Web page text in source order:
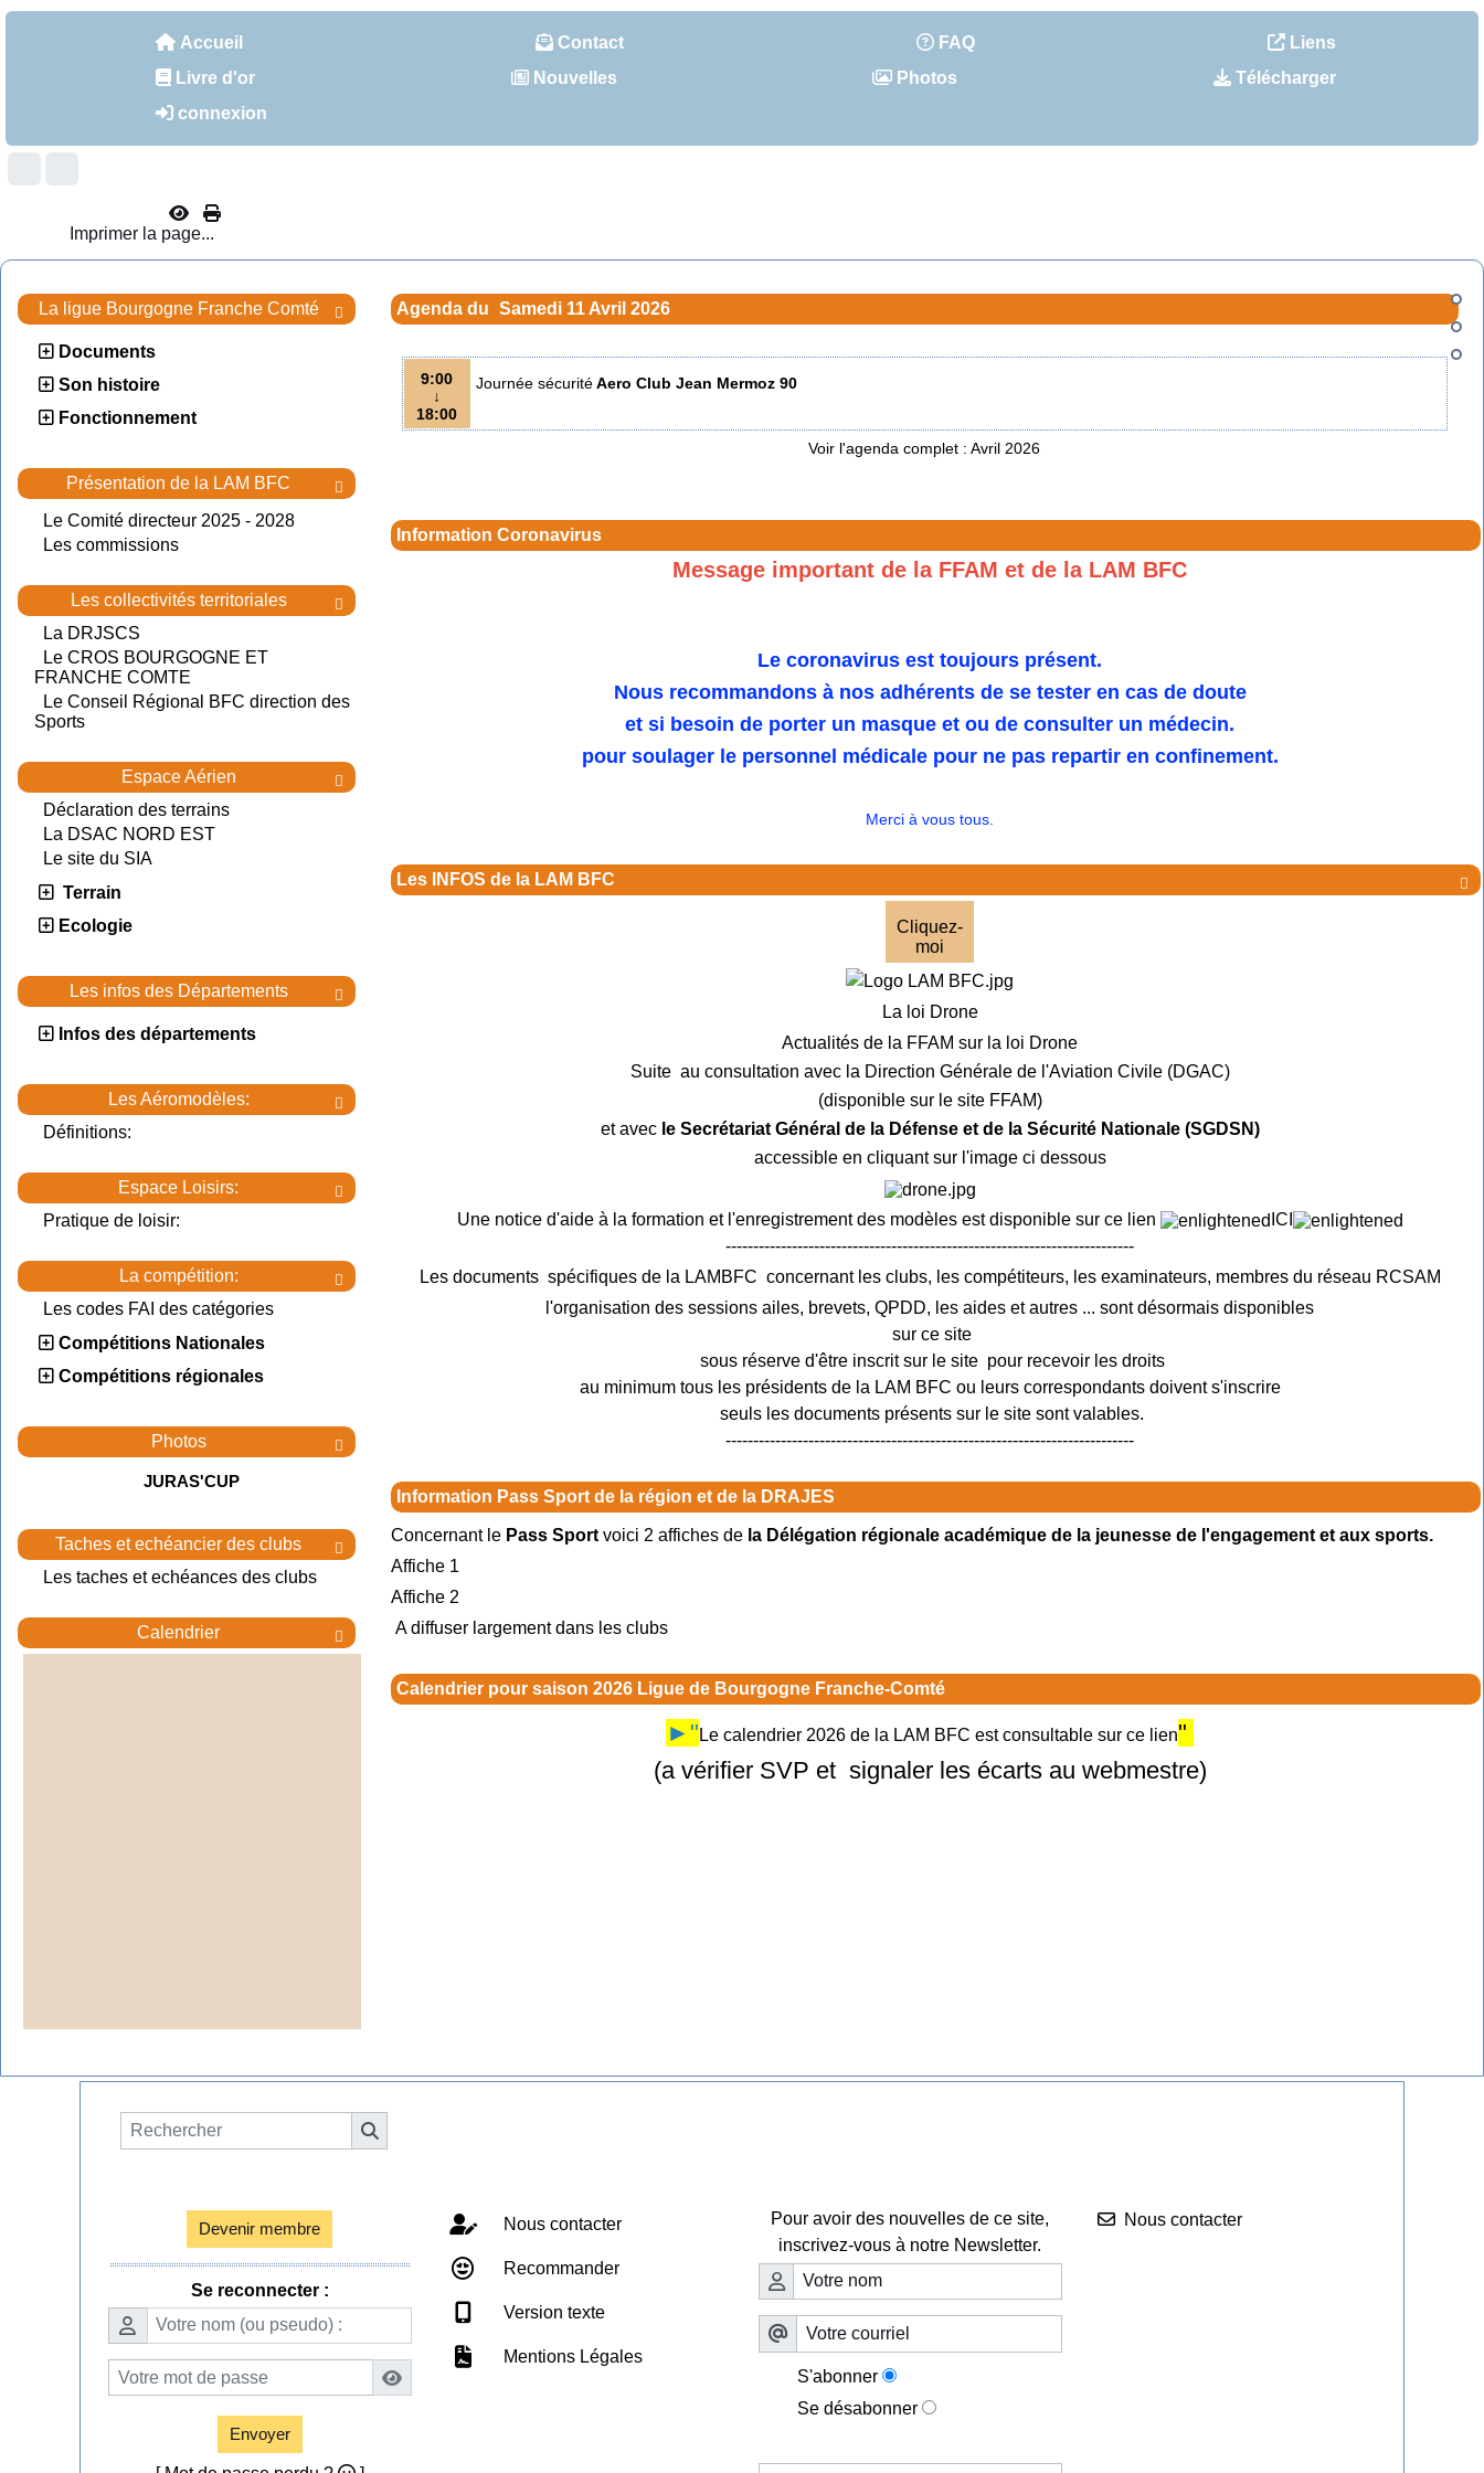
Accueil Contact FAQ
Liens
Livre d'or
Nouvelles Photos
Télécharger
connexion
Imprimer la page...

La ligue Bourgogne Franche Comté
Documents
Son histoire
Fonctionnement

Présentation de la LAM BFC
Le Comité directeur 2025 - 2028
Les commissions

Les collectivités territoriales
La DRJSCS
Le CROS BOURGOGNE ET
FRANCHE COMTE
Le Conseil Régional BFC direction des
Sports

Espace Aérien
Déclaration des terrains
La DSAC NORD EST
Le site du SIA
Terrain
Ecologie

Les infos des Départements
Infos des départements

Les Aéromodèles:
Définitions:

Espace Loisirs:
Pratique de loisir:

La compétition:
Les codes FAI des catégories
Compétitions Nationales
Compétitions régionales

Photos
JURAS'CUP

Taches et echéancier des clubs
Les taches et echéances des clubs

Calendrier
Agenda du Samedi 11 Avril 2026
9:00
↓
18:00
Journée sécuritéAero Club Jean Mermoz 90
Voir l'agenda complet : Avril 2026
Information Coronavirus
Message important de la FFAM et de la LAM BFC
Le coronavirus est toujours présent.
Nous recommandons à nos adhérents de se tester en cas de doute
et si besoin de porter un masque et ou de consulter un médecin.
pour soulager le personnel médicale pour ne pas repartir en confinement.
Merci à vous tous.

Les INFOS de la LAM BFC
Cliquez-
moi
La loi Drone
Actualités de la FFAM sur la loi Drone
Suite au consultation avec la Direction Générale de l'Aviation Civile (DGAC)
(disponible sur le site FFAM)
et avec le Secrétariat Général de la Défense et de la Sécurité Nationale (SGDSN)
accessible en cliquant sur l'image ci dessous
Une notice d'aide à la formation et l'enregistrement des modèles est disponible sur ce lien
ICI
--------------------------------------------------------------------------
Les documents spécifiques de la LAMBFC concernant les clubs, les compétiteurs, les examinateurs, membres du réseau RCSAM
l'organisation des sessions ailes, brevets, QPDD, les aides et autres ... sont désormais disponibles
sur ce site
sous réserve d'être inscrit sur le site pour recevoir les droits
au minimum tous les présidents de la LAM BFC ou leurs correspondants doivent s'inscrire
seuls les documents présents sur le site sont valables.
--------------------------------------------------------------------------
Information Pass Sport de la région et de la DRAJES
Concernant le Pass Sport voici 2 affiches de la Délégation régionale académique de la jeunesse de l'engagement et aux sports.
Affiche 1
Affiche 2
A diffuser largement dans les clubs
Calendrier pour saison 2026 Ligue de Bourgogne Franche-Comté
►" Le calendrier 2026 de la LAM BFC est consultable sur ce lien"
(a vérifier SVP et signaler les écarts au webmestre)
Devenir membre
Se reconnecter :
Envoyer
Nous contacter
Recommander
Version texte
Mentions Légales
Pour avoir des nouvelles de ce site,
inscrivez-vous à notre Newsletter.
S'abonner
Se désabonner
Nous contacter